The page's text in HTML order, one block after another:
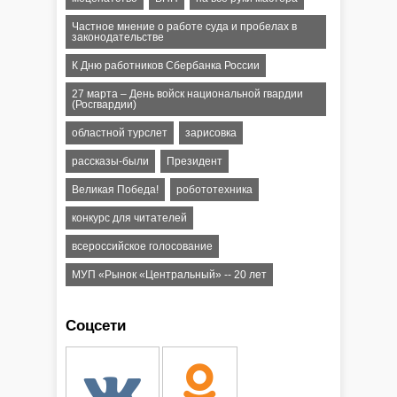
Частное мнение о работе суда и пробелах в
законодательстве
К Дню работников Сбербанка России
27 марта – День войск национальной гвардии
(Росгвардии)
областной турслет зарисовка
рассказы-были Президент
Великая Победа! робототехника
конкурс для читателей
всероссийское голосование
МУП «Рынок «Центральный» -- 20 лет
Соцсети